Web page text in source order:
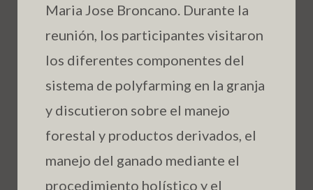
Maria Jose Broncano. Durante la
reunión, los participantes visitaron
los diferentes componentes del
sistema de polyfarming en la granja
y discutieron sobre el manejo
forestal y productos derivados, el
manejo del ganado mediante el
procedimiento holístico y el